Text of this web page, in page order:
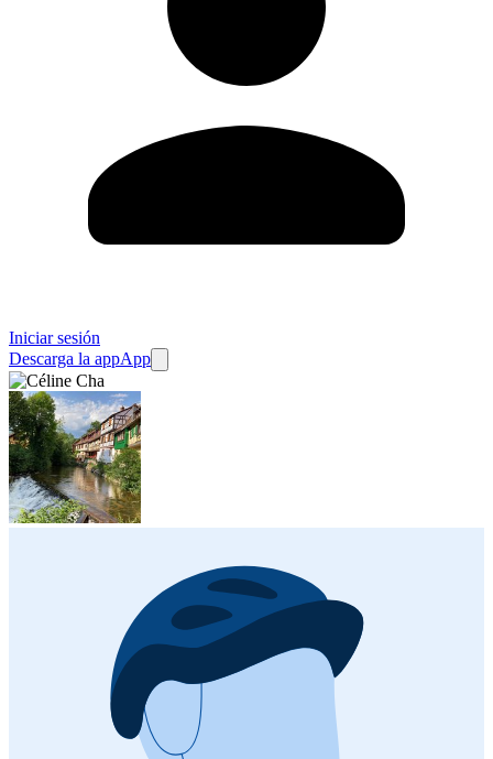
Iniciar sesión
Descarga la appApp